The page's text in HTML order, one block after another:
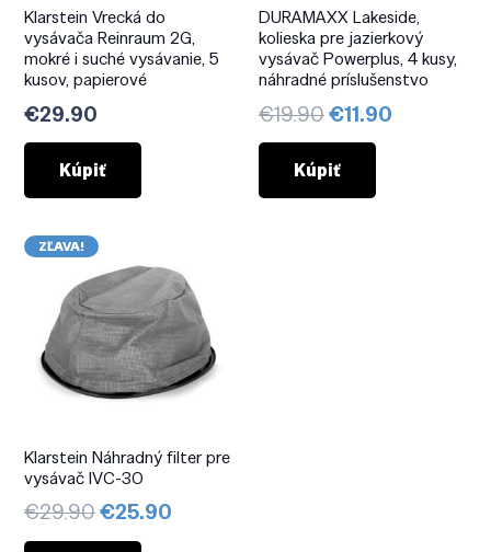
Klarstein Vrecká do
vysávača Reinraum 2G,
mokré i suché vysávanie, 5
kusov, papierové
€29.90
Kúpiť
DURAMAXX Lakeside,
kolieska pre jazierkový
vysávač Powerplus, 4 kusy,
náhradné príslušenstvo
€19.90Pôvodná
cena
bola:
€19.90.
€11.90
Kúpiť
ZĽAVA!
Klarstein Náhradný filter pre
vysávač IVC-30
€29.90Pôvodná
cena
€25.90